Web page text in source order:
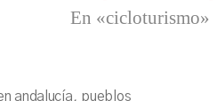
En «cicloturismo»
andalucía, pueblos